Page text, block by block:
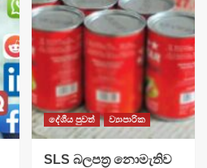
දේශීය පුවත් ව්‍යාපාරික
SLS බලපත්‍ර නොමැතිව